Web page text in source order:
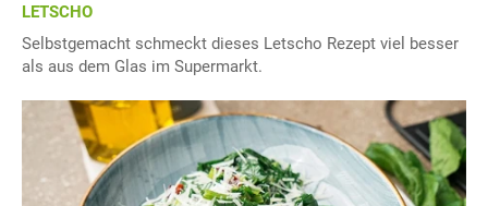
LETSCHO
Selbstgemacht schmeckt dieses Letscho Rezept viel besser
als aus dem Glas im Supermarkt.